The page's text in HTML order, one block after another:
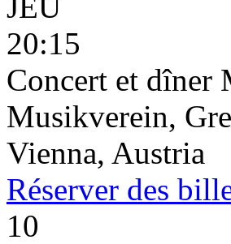
20:15
Concert et dîner
Musikverein,
Vienna, Austria
Réserver des
10